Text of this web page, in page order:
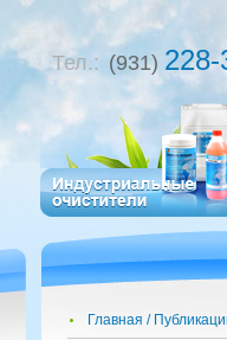
Тел.: (931)
Главная